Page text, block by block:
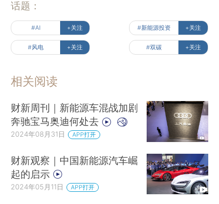
话题：
#AI +关注 #新能源投资 +关注
#风电 +关注 #双碳 +关注
相关阅读
财新周刊｜新能源车混战加剧
奔驰宝马奥迪何处去
2024年08月31日 APP打开
财新观察｜中国新能源汽车崛
起的启示
2024年05月11日 APP打开